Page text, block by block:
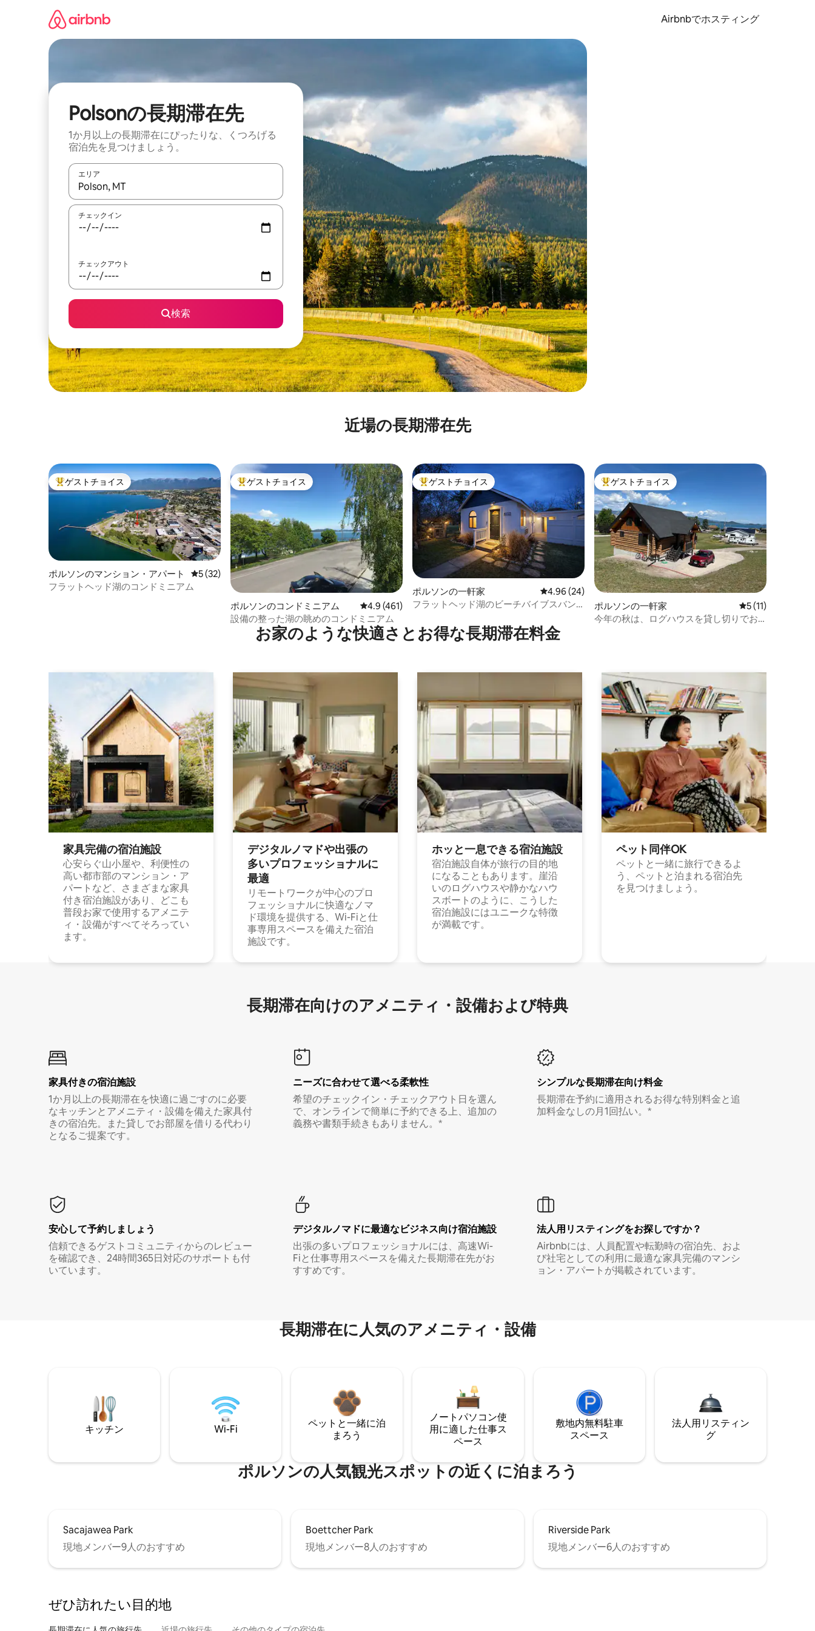
Airbnbでホスティング
Polsonの長期滞在先
1か月以上の長期滞在にぴったりな、くつろげる
宿泊先を見つけましょう。
エリア
検索結果が表示されたら、上下の矢印キーを使って移動するか、画面をタッチまたはスワイプして検索結果を確認することができます。
チェックイン
チェックアウト
検索
近場の長期滞在先
大好評のゲストチョイスです。
ゲストチョイス
ポルソンのマンション・アパート レビュー32件、5つ星中5つ星の平均評価
5 (32)
フラットヘッド湖のコンドミニアム
大好評のゲストチョイスです。
ゲストチョイス
ポルソンのコンドミニアム レビュー461件、5つ星中4.9つ星の平均評価
4.9 (461)
設備の整った湖の眺めのコンドミニアム
大好評のゲストチョイスです。
ゲストチョイス
ポルソンの一軒家 レビュー24件、5つ星中4.96つ星の平均評価
4.96 (24)
フラットヘッド湖のビーチバイブスバン
大好評のゲストチョイスです。
ゲストチョイス
ポルソンの一軒家 レビュー11件、5
5 (11)
今年の秋は、ログハウスを貸し切りでお
お家のような快⁠適⁠さ⁠とお⁠得⁠な長⁠期⁠滞⁠在料⁠金
家具完備の宿⁠泊⁠施⁠設
心安らぐ山小屋や、利便性の
高い都市部のマンション・ア
パートなど、さまざまな家具
付き宿泊施設があり、どこも
普段お家で使用するアメニテ
ィ・設備がすべてそろってい
ます。
デジタルノマドや出⁠張⁠の
多⁠いプ⁠ロ⁠フ⁠ェ⁠ッ⁠シ⁠ョ⁠ナ⁠ル⁠に
最⁠適
リモートワークが中心のプロ
フェッショナルに快適なノマ
ド環境を提供する、Wi-Fiと仕
事専用スペースを備えた宿泊
施設です。
ホッと一⁠息⁠で⁠き⁠る宿⁠泊施⁠設
宿泊施設自体が旅行の目的地
になることもあります。崖沿
いのログハウスや静かなハウ
スボートのように、こうした
宿泊施設にはユニークな特徴
が満載です。
ペット同⁠伴OK
ペットと一緒に旅行できるよ
う、ペットと泊まれる宿泊先
を見つけましょう。
長期滞在向け⁠のア⁠メ⁠ニ⁠テ⁠ィ⁠・設⁠備⁠および特⁠典
家具付き⁠の宿⁠泊⁠施⁠設
1か月以上の長期滞在を快適に過ごすのに必要
なキッチンとアメニティ・設備を備えた家具付
きの宿泊先。また貸しでお部屋を借りる代わり
となるご提案です。
ニーズに合わせて選べる柔軟性
希望のチェックイン・チェックアウト日を選ん
で、オンラインで簡単に予約できる上、追加の
義務や書類手続きもありません。*
シンプルな長期滞在向け料金
長期滞在予約に適用されるお得な特別料金と追
加料金なしの月1回払い。*
安心して予約しましょう
信頼できるゲストコミュニティからのレビュー
を確認でき、24時間365日対応のサポートも付
いています。
デジタルノマド⁠に最⁠適⁠なビ⁠ジ⁠ネ⁠ス⁠向⁠け宿⁠泊⁠施⁠設
出張の多いプロフェッショナルには、高速Wi-
Fiと仕事専用スペースを備えた長期滞在先がお
すすめです。
法人用リスティングをお探しですか？
Airbnbには、人員配置や転勤時の宿泊先、およ
び社宅としての利用に最適な家具完備のマンシ
ョン・アパートが掲載されています。
長期滞在に人気のアメニティ・設備
キッチン Wi-Fi
ペットと一緒に泊
まろう
ノートパソコン使
用に適した仕事ス
ペース
敷地内無料駐⁠車
ス⁠ペ⁠ー⁠ス
法人用リスティン
グ
ポルソンの人気観光スポットの近くに泊まろう
Sacajawea Park
現地メンバー9人のおすすめ
Boettcher Park
現地メンバー8人のおすすめ
Riverside Park
現地メンバー6人のおすすめ
ぜひ訪⁠れ⁠た⁠い目⁠的⁠地